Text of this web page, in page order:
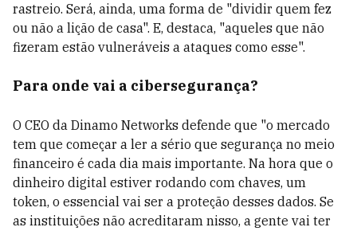
rastreio. Será, ainda, uma forma de "dividir quem fez
ou não a lição de casa". E, destaca, "aqueles que não
fizeram estão vulneráveis a ataques como esse".
Para onde vai a cibersegurança?
O CEO da Dinamo Networks defende que "o mercado
tem que começar a ler a sério que segurança no meio
financeiro é cada dia mais importante. Na hora que o
dinheiro digital estiver rodando com chaves, um
token, o essencial vai ser a proteção desses dados. Se
as instituições não acreditaram nisso, a gente vai ter